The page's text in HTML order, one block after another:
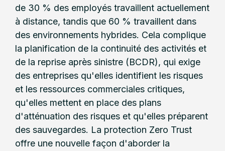
de 30 % des employés travaillent actuellement
à distance, tandis que 60 % travaillent dans
des environnements hybrides. Cela complique
la planification de la continuité des activités et
de la reprise après sinistre (BCDR), qui exige
des entreprises qu'elles identifient les risques
et les ressources commerciales critiques,
qu'elles mettent en place des plans
d'atténuation des risques et qu'elles préparent
des sauvegardes. La protection Zero Trust
offre une nouvelle façon d'aborder la